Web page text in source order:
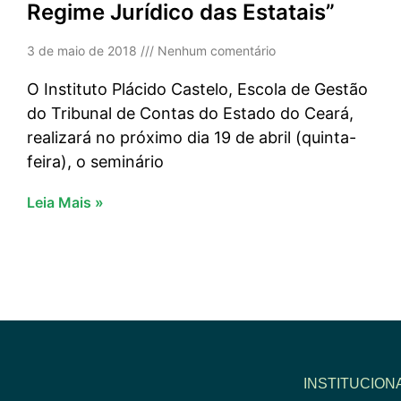
Regime Jurídico das Estatais”
3 de maio de 2018 Nenhum comentário
O Instituto Plácido Castelo, Escola de Gestão
do Tribunal de Contas do Estado do Ceará,
realizará no próximo dia 19 de abril (quinta-
feira), o seminário
Leia Mais »